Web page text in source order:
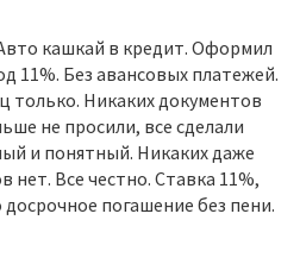
кашкай в кредит. Оформил
11%. Без авансовых платежей.
только. Никаких документов
не просили, все сделали
и понятный. Никаких даже
нет. Все честно. Ставка 11%,
погашение без пени.